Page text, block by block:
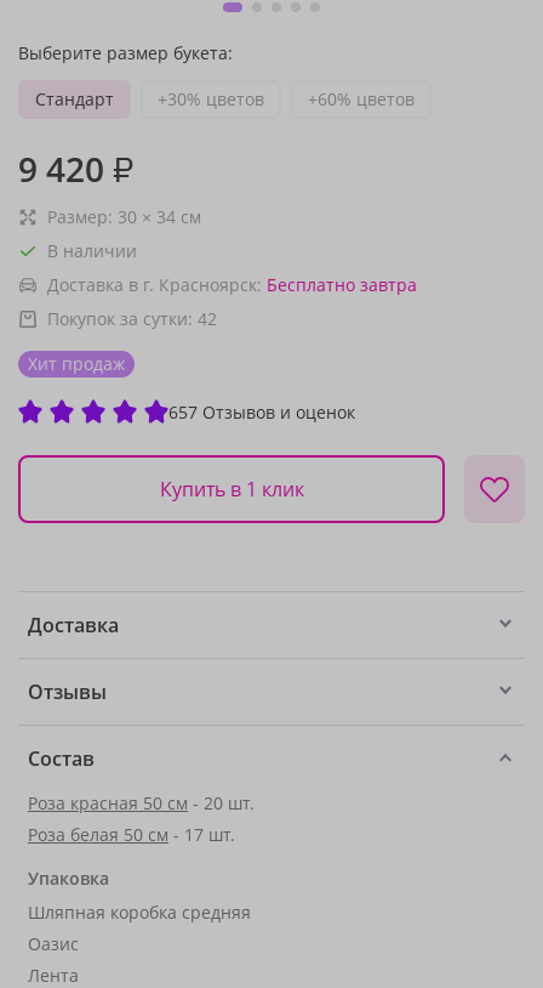
Выберите размер букета:
Стандарт
+30% цветов +60% цветов
9 420 ₽
Размер: 30 × 34 см
В наличии
Доставка в г. Красноярск: Бесплатно завтра
Покупок за сутки: 42
Хит продаж
657 Отзывов и оценок
Купить в 1 клик
Доставка
Отзывы
Состав
Роза красная 50 см - 20 шт.
Роза белая 50 см - 17 шт.
Упаковка
Шляпная коробка средняя
Оазис
Лента